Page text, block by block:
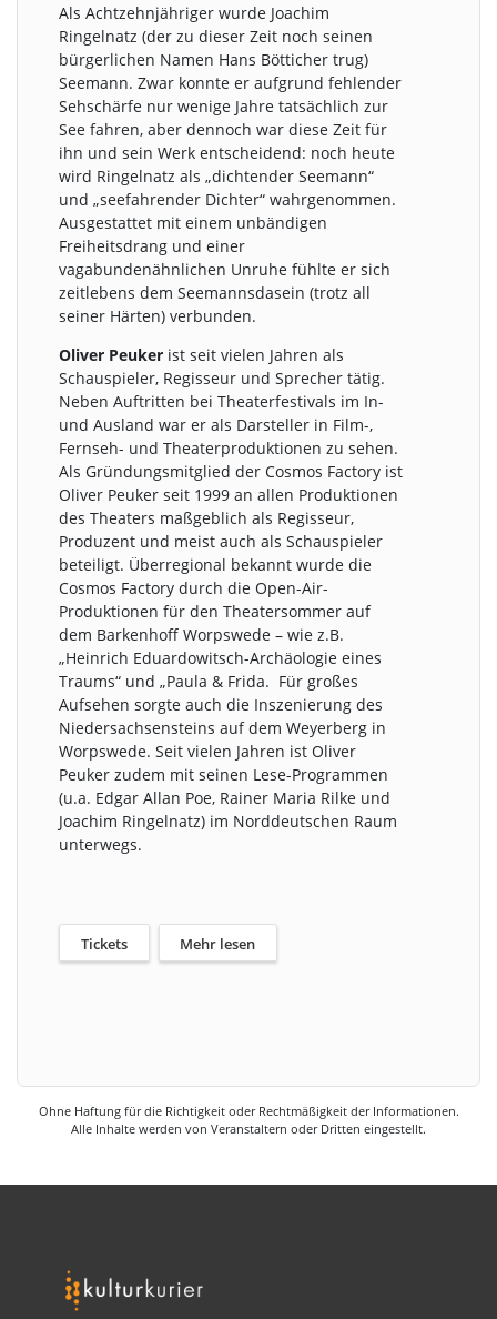
Als Achtzehnjähriger wurde Joachim
Ringelnatz (der zu dieser Zeit noch seinen
bürgerlichen Namen Hans Bötticher trug)
Seemann. Zwar konnte er aufgrund fehlender
Sehschärfe nur wenige Jahre tatsächlich zur
See fahren, aber dennoch war diese Zeit für
ihn und sein Werk entscheidend: noch heute
wird Ringelnatz als „dichtender Seemann“
und „seefahrender Dichter“ wahrgenommen.
Ausgestattet mit einem unbändigen
Freiheitsdrang und einer
vagabundenähnlichen Unruhe fühlte er sich
zeitlebens dem Seemannsdasein (trotz all
seiner Härten) verbunden.
Oliver Peuker ist seit vielen Jahren als
Schauspieler, Regisseur und Sprecher tätig.
Neben Auftritten bei Theaterfestivals im In-
und Ausland war er als Darsteller in Film-,
Fernseh- und Theaterproduktionen zu sehen.
Als Gründungsmitglied der Cosmos Factory ist
Oliver Peuker seit 1999 an allen Produktionen
des Theaters maßgeblich als Regisseur,
Produzent und meist auch als Schauspieler
beteiligt. Überregional bekannt wurde die
Cosmos Factory durch die Open-Air-
Produktionen für den Theatersommer auf
dem Barkenhoff Worpswede – wie z.B.
„Heinrich Eduardowitsch-Archäologie eines
Traums“ und „Paula & Frida. Für großes
Aufsehen sorgte auch die Inszenierung des
Niedersachsensteins auf dem Weyerberg in
Worpswede. Seit vielen Jahren ist Oliver
Peuker zudem mit seinen Lese-Programmen
(u.a. Edgar Allan Poe, Rainer Maria Rilke und
Joachim Ringelnatz) im Norddeutschen Raum
unterwegs.
Tickets Mehr lesen
Ohne Haftung für die Richtigkeit oder Rechtmäßigkeit der Informationen.
Alle Inhalte werden von Veranstaltern oder Dritten eingestellt.